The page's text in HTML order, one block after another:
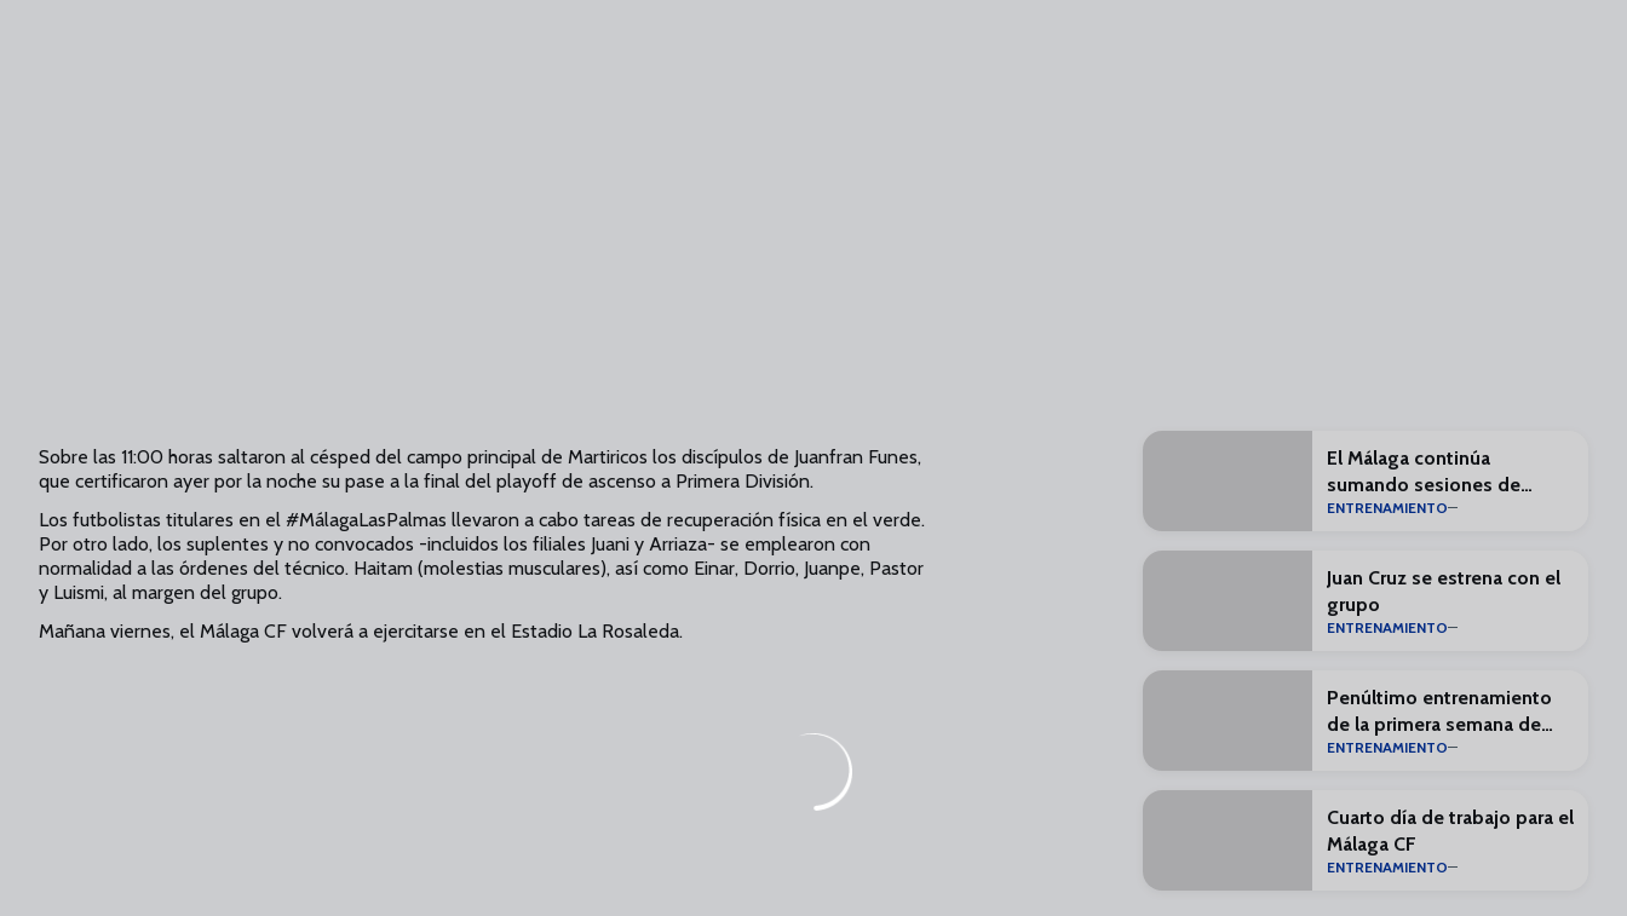
Sobre las 11:00 horas saltaron al césped del campo principal de Martiricos los discípulos de Juanfran Funes,
que certificaron ayer por la noche su pase a la final del playoff de ascenso a Primera División.
Los futbolistas titulares en el #MálagaLasPalmas llevaron a cabo tareas de recuperación física en el verde.
Por otro lado, los suplentes y no convocados -incluidos los filiales Juani y Arriaza- se emplearon con
normalidad a las órdenes del técnico. Haitam (molestias musculares), así como Einar, Dorrio, Juanpe, Pastor
y Luismi, al margen del grupo.
Mañana viernes, el Málaga CF volverá a ejercitarse en el Estadio La Rosaleda.
El Málaga continúa
sumando sesiones de
trabajo en el Anexo
ENTRENAMIENTO
Juan Cruz se estrena con el
grupo
ENTRENAMIENTO
Penúltimo entrenamiento
de la primera semana de
pretemporada
ENTRENAMIENTO
Cuarto día de trabajo para el
Málaga CF
ENTRENAMIENTO